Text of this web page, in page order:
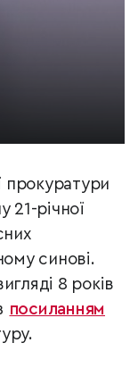
прокуратури
21-річної
синові.
8 років
посиланням